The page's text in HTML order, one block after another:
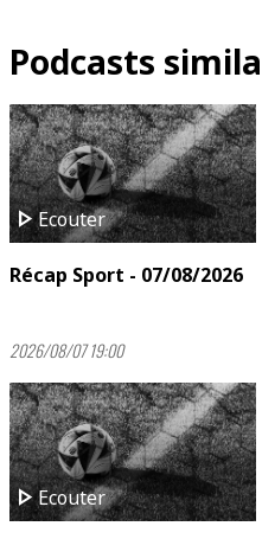
Podcasts
play_arrowEcouter
Récap Sport - 07/08/2026
2026/08/07 19:00
play_arrowEcouter